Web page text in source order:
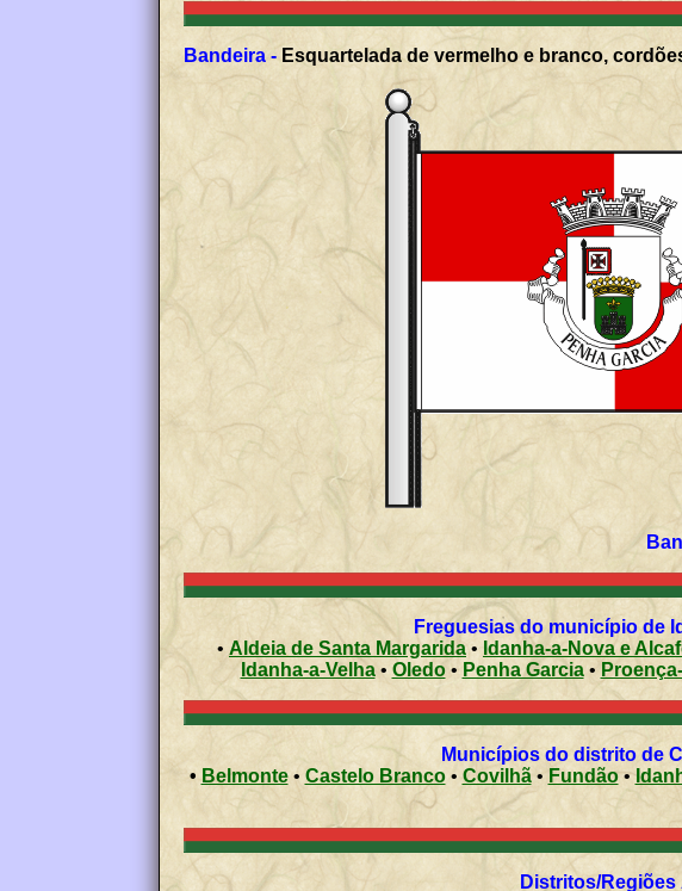
Bandeira - Esquartelada de vermelho e branco,
Freguesias do município de
• Aldeia de Santa Margarida • Idanha-a-Nova e
Idanha-a-Velha• Oledo• Penha Garcia•
Municípios do distrito de
• Belmonte• Castelo Branco• Covilhã• Fundão•